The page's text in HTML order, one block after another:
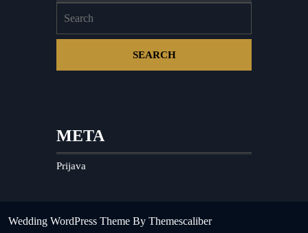
META
Prijava
Wedding WordPress Theme By Themescaliber